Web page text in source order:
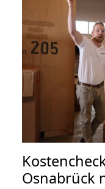
Osnabrück